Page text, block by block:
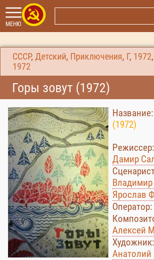
МЕНЮ
СССР, Детский, Приключения, Г, 1972,
1972
Горы зовут (1972)
Название:
(1972)
Режиссер:
Дамир
Ярослав
Оператор:
Алексей
Художник: